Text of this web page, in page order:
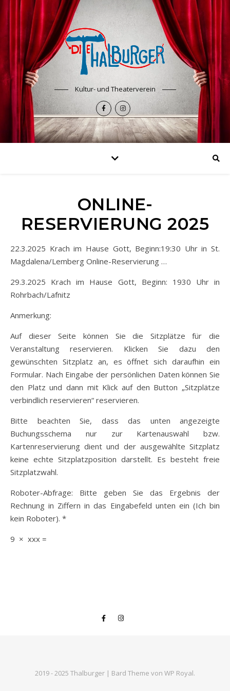
Kultur- und Theaterverein
ONLINE-
RESERVIERUNG 2025
22.3.2025 Krach im Hause Gott, Beginn:19:30 Uhr in St.
Magdalena/Lemberg Online-Reservierung …
29.3.2025 Krach im Hause Gott, Beginn: 1930 Uhr in
Rohrbach/Lafnitz
Anmerkung:
Auf dieser Seite können Sie die Sitzplätze für die
Veranstaltung reservieren. Klicken Sie dazu den
gewünschten Sitzplatz an, es öffnet sich daraufhin ein
Formular. Nach Eingabe der persönlichen Daten können Sie
den Platz und dann mit Klick auf den Button „Sitzplätze
verbindlich reservieren“ reservieren.
Bitte beachten Sie, dass das unten angezeigte
Buchungsschema nur zur Kartenauswahl bzw.
Kartenreservierung dient und der ausgewählte Sitzplatz
keine echte Sitzplatzposition darstellt. Es besteht freie
Sitzplatzwahl.
Roboter-Abfrage: Bitte geben Sie das Ergebnis der
Rechnung in Ziffern in das Eingabefeld unten ein (Ich bin
kein Roboter). *
9 × xxx =
2019 - 2025 Thalburger | Bard Theme von WP Royal.